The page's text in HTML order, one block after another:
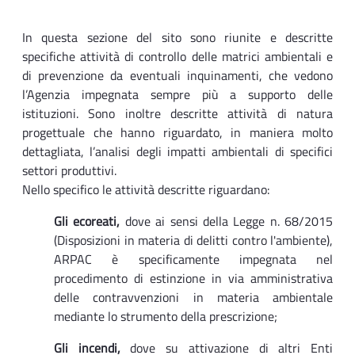
In questa sezione del sito sono riunite e descritte
specifiche attività di controllo delle matrici ambientali e
di prevenzione da eventuali inquinamenti, che vedono
l’Agenzia impegnata sempre più a supporto delle
istituzioni. Sono inoltre descritte attività di natura
progettuale che hanno riguardato, in maniera molto
dettagliata, l’analisi degli impatti ambientali di specifici
settori produttivi.
Nello specifico le attività descritte riguardano:
Gli ecoreati, dove ai sensi della Legge n. 68/2015
(Disposizioni in materia di delitti contro l'ambiente),
ARPAC è specificamente impegnata nel
procedimento di estinzione in via amministrativa
delle contravvenzioni in materia ambientale
mediante lo strumento della prescrizione;
Gli incendi,dove su attivazione di altri Enti